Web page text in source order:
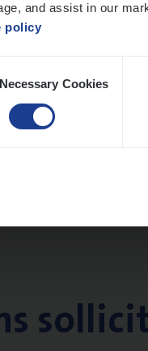
and assist in our
policy
Cookies